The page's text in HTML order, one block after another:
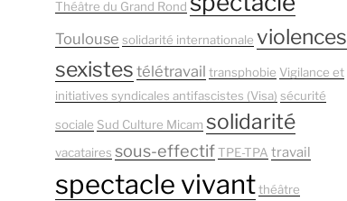
Théâtre du Grand Rond
Toulouse solidarité internationale violences
sexistes télétravail transphobie Vigilance et
initiatives syndicales antifascistes (Visa) sécurité
sociale Sud Culture Micam solidarité
vacataires sous-effectif TPE-TPA travail
spectacle vivant théâtre